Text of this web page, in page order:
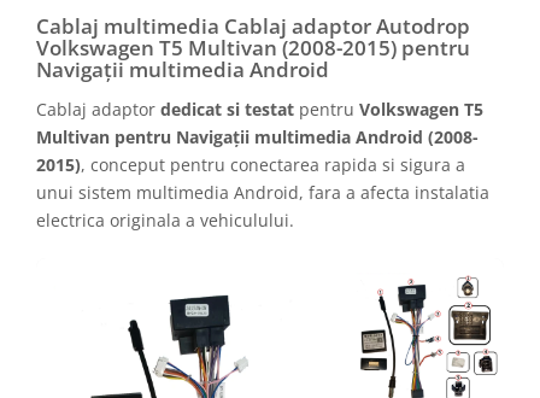
Cablaj multimedia Cablaj adaptor Autodrop
Volkswagen T5 Multivan (2008-2015) pentru
Navigații multimedia Android
Cablaj adaptor dedicat si testat pentru Volkswagen T5
Multivan pentru Navigații multimedia Android (2008-
2015), conceput pentru conectarea rapida si sigura a
unui sistem multimedia Android, fara a afecta instalatia
electrica originala a vehiculului.